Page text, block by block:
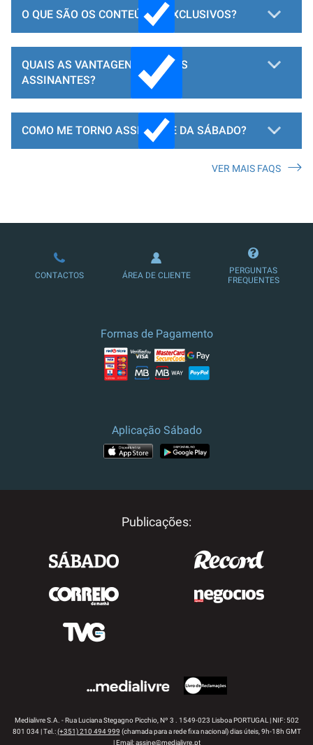
O QUE SÃO OS CONTEÚDOS EXCLUSIVOS?
QUAIS AS VANTAGENS PARA OS
ASSINANTES?
COMO ME TORNO ASSINANTE DA SÁBADO?
LOJA DE ASSINATURAS
VER MAIS FAQS
CONTACTOS ÁREA DE CLIENTE
PERGUNTAS
FREQUENTES
Formas de Pagamento
Aplicação Sábado
Publicações:
Medialivre S.A. - Rua Luciana Stegagno Picchio, Nº 3 . 1549-023 Lisboa PORTUGAL | NIF: 502
801 034 | Tel.:(+351) 210 494 999 (chamada para a rede fixa nacional) dias úteis, 9h-18h GMT
| Email:assine@medialivre.pt